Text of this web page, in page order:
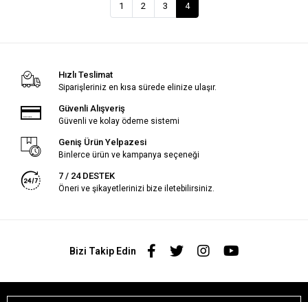
1 2 3 4
Hızlı Teslimat
Siparişleriniz en kısa sürede elinize ulaşır.
Güvenli Alışveriş
Güvenli ve kolay ödeme sistemi
Geniş Ürün Yelpazesi
Binlerce ürün ve kampanya seçeneği
7 / 24 DESTEK
Öneri ve şikayetlerinizi bize iletebilirsiniz.
Bizi Takip Edin